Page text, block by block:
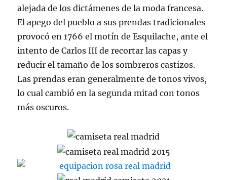
alejada de los dictámenes de la moda francesa.
El apego del pueblo a sus prendas tradicionales
provocó en 1766 el motín de Esquilache, ante el
intento de Carlos III de recortar las capas y
reducir el tamaño de los sombreros castizos.
Las prendas eran generalmente de tonos vivos,
lo cual cambió en la segunda mitad con tonos
más oscuros.